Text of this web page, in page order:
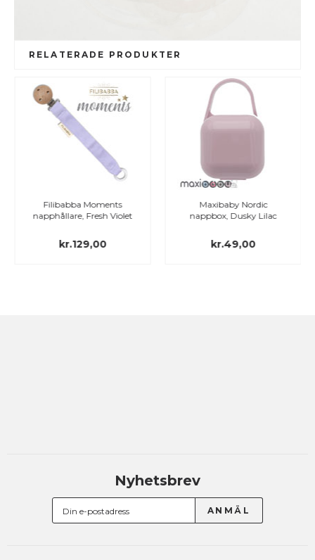
RELATERADE PRODUKTER
Filibabba Moments
napphållare, Fresh Violet
kr.129,00
Maxibaby Nordic
nappbox, Dusky Lilac
kr.49,00
Nyhetsbrev